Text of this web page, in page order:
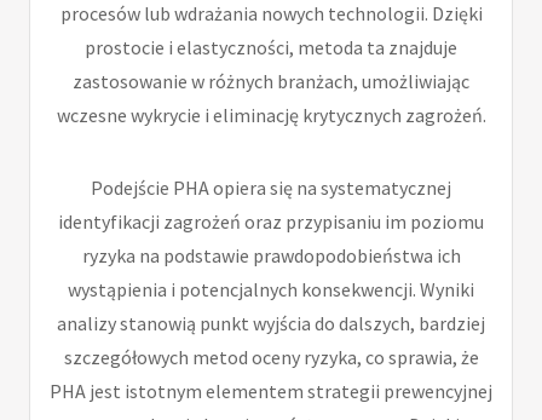
procesów lub wdrażania nowych technologii. Dzięki
prostocie i elastyczności, metoda ta znajduje
zastosowanie w różnych branżach, umożliwiając
wczesne wykrycie i eliminację krytycznych zagrożeń.
Podejście PHA opiera się na systematycznej
identyfikacji zagrożeń oraz przypisaniu im poziomu
ryzyka na podstawie prawdopodobieństwa ich
wystąpienia i potencjalnych konsekwencji. Wyniki
analizy stanowią punkt wyjścia do dalszych, bardziej
szczegółowych metod oceny ryzyka, co sprawia, że
PHA jest istotnym elementem strategii prewencyjnej